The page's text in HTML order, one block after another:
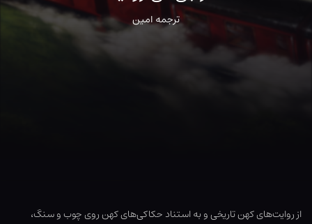
ترجمه امین
از روایت‌های کهن تاریخی و به استناد حکاکی‌های کهن روی چوب و سنگ،